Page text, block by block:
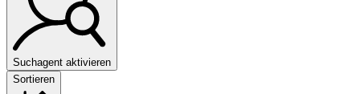
Suchagent aktivieren
Sortieren